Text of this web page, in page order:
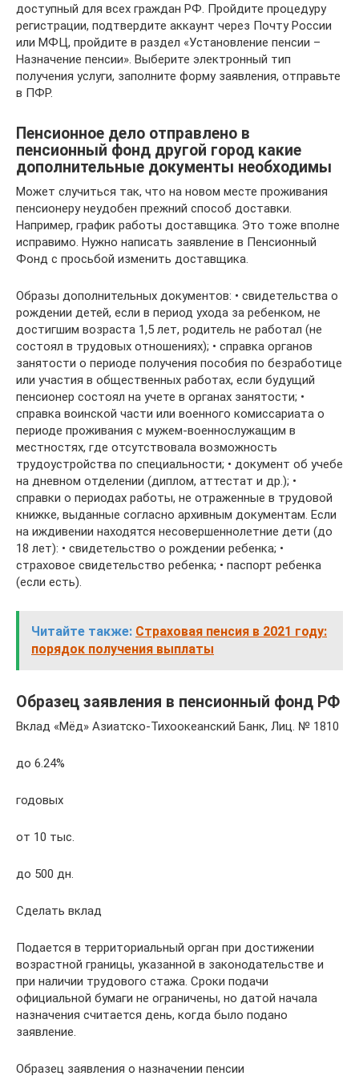
доступный для всех граждан РФ. Пройдите процедуру
регистрации, подтвердите аккаунт через Почту России
или МФЦ, пройдите в раздел «Установление пенсии –
Назначение пенсии». Выберите электронный тип
получения услуги, заполните форму заявления, отправьте
в ПФР.
Пенсионное дело отправлено в
пенсионный фонд другой город какие
дополнительные документы необходимы
Может случиться так, что на новом месте проживания
пенсионеру неудобен прежний способ доставки.
Например, график работы доставщика. Это тоже вполне
исправимо. Нужно написать заявление в Пенсионный
Фонд с просьбой изменить доставщика.
Образы дополнительных документов: • свидетельства о
рождении детей, если в период ухода за ребенком, не
достигшим возраста 1,5 лет, родитель не работал (не
состоял в трудовых отношениях); • справка органов
занятости о периоде получения пособия по безработице
или участия в общественных работах, если будущий
пенсионер состоял на учете в органах занятости; •
справка воинской части или военного комиссариата о
периоде проживания с мужем-военнослужащим в
местностях, где отсутствовала возможность
трудоустройства по специальности; • документ об учебе
на дневном отделении (диплом, аттестат и др.); •
справки о периодах работы, не отраженные в трудовой
книжке, выданные согласно архивным документам. Если
на иждивении находятся несовершеннолетние дети (до
18 лет): • свидетельство о рождении ребенка; •
страховое свидетельство ребенка; • паспорт ребенка
(если есть).
Читайте также: Страховая пенсия в 2021 году:
порядок получения выплаты
Образец заявления в пенсионный фонд РФ
Вклад «Мёд» Азиатско-Тихоокеанский Банк, Лиц. № 1810
до 6.24%
годовых
от 10 тыс.
до 500 дн.
Сделать вклад
Подается в территориальный орган при достижении
возрастной границы, указанной в законодательстве и
при наличии трудового стажа. Сроки подачи
официальной бумаги не ограничены, но датой начала
назначения считается день, когда было подано
заявление.
Образец заявления о назначении пенсии